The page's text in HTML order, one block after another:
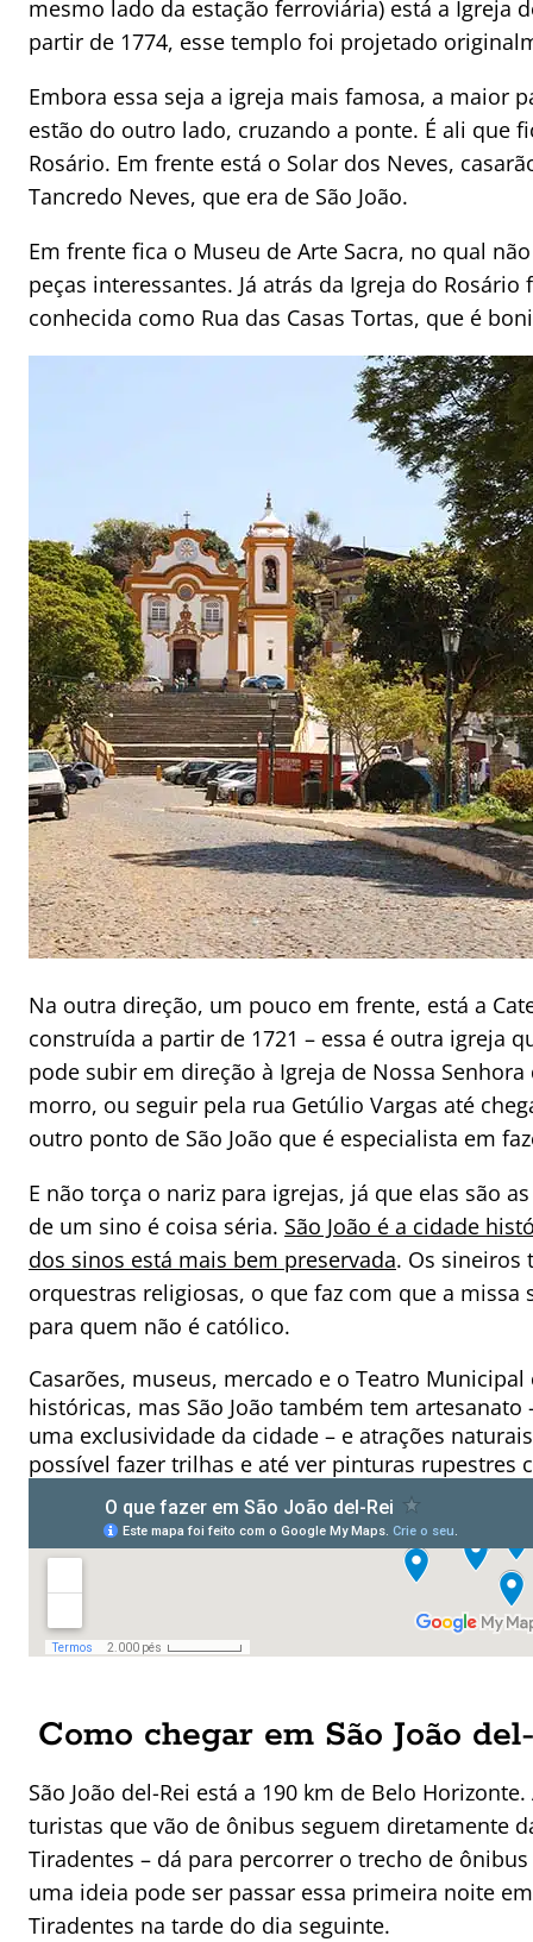
mesmo lado da estação ferroviária) está a Igreja
partir de 1774, esse templo foi projetado
Embora essa seja a igreja mais famosa, a maior
estão do outro lado, cruzando a ponte. É ali que
Rosário. Em frente está o Solar dos Neves,
Tancredo Neves, que era de São João.
Em frente fica o Museu de Arte Sacra, no qual
peças interessantes. Já atrás da Igreja do
conhecida como Rua das Casas Tortas, que é
Na outra direção, um pouco em frente, está a
construída a partir de 1721 – essa é outra igreja
pode subir em direção à Igreja de Nossa
morro, ou seguir pela rua Getúlio Vargas até
outro ponto de São João que é especialista em
E não torça o nariz para igrejas, já que elas são
de um sino é coisa séria. São João é a cidade
dos sinos está mais bem preservada. Os sineiros
orquestras religiosas, o que faz com que a
para quem não é católico.
Casarões, museus, mercado e o Teatro
históricas, mas São João também tem
uma exclusividade da cidade – e atrações
possível fazer trilhas e até ver pinturas rupestres
Como chegar em São João
São João del-Rei está a 190 km de Belo
turistas que vão de ônibus seguem diretamente
Tiradentes – dá para percorrer o trecho de
uma ideia pode ser passar essa primeira noite
Tiradentes na tarde do dia seguinte.